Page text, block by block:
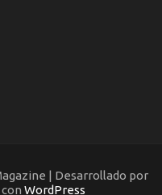
| Desarrollado por
WordPress